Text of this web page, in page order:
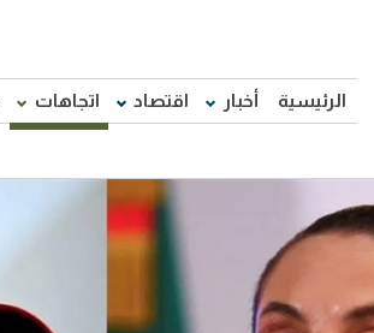
الرئيسية أخبار اقتصاد اتجاهات